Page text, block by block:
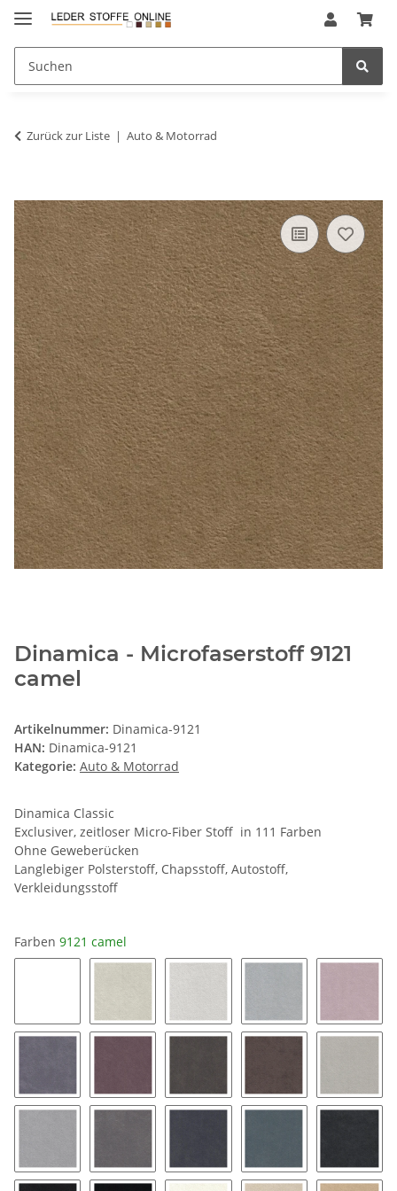
Zurück zur Liste Auto & Motorrad
Dinamica - Microfaserstoff 9121
camel
Artikelnummer: Dinamica-9121
HAN: Dinamica-9121
Kategorie: Auto & Motorrad
Dinamica Classic
Exclusiver, zeitloser Micro-Fiber Stoff in 111 Farben
Ohne Geweberücken
Langlebiger Polsterstoff, Chapsstoff, Autostoff,
Verkleidungsstoff
Farben 9121 camel
0019 snow white8401 ice 8462 silver grey9032 platinum9141
9154 coal 9153 mauve 9176 taupe 9177 String 9118
9211 silver 9087 stone grey9058 pewter9182 twilight9189